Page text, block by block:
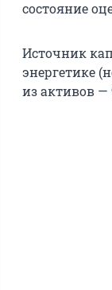
состояние
Источник
энергетике
из активов —